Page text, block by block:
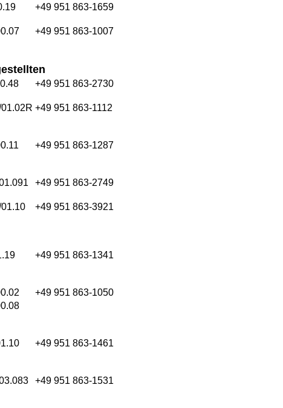
+49 951 863-1659
+49 951 863-1007
+49 951 863-2730
+49 951 863-1112
+49 951 863-1287
+49 951 863-2749
+49 951 863-3921
+49 951 863-1341
+49 951 863-1050
+49 951 863-1461
+49 951 863-1531